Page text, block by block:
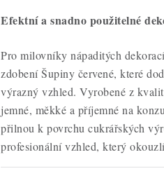
Efektní a snadno použitelné
Pro milovníky nápaditých
zdobení Šupiny červené, které
výrazný vzhled. Vyrobené z
jemné, měkké a příjemné na
přilnou k povrchu cukrářských
profesionální vzhled, který